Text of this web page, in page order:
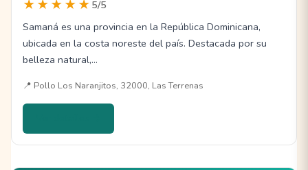
★★★★★ 5/5
Samaná es una provincia en la República Dominicana,
ubicada en la costa noreste del país. Destacada por su
belleza natural,…
📍 Pollo Los Naranjitos, 32000, Las Terrenas